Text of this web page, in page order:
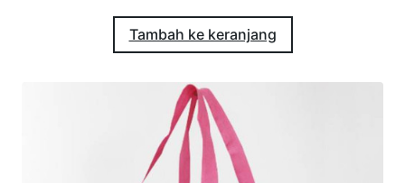
Tambah ke keranjang